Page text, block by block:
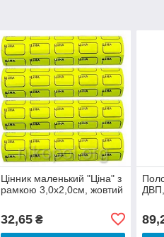
Цінник маленький "Ціна" з
рамкою 3,0х2,0см, жовтий
32,65₴